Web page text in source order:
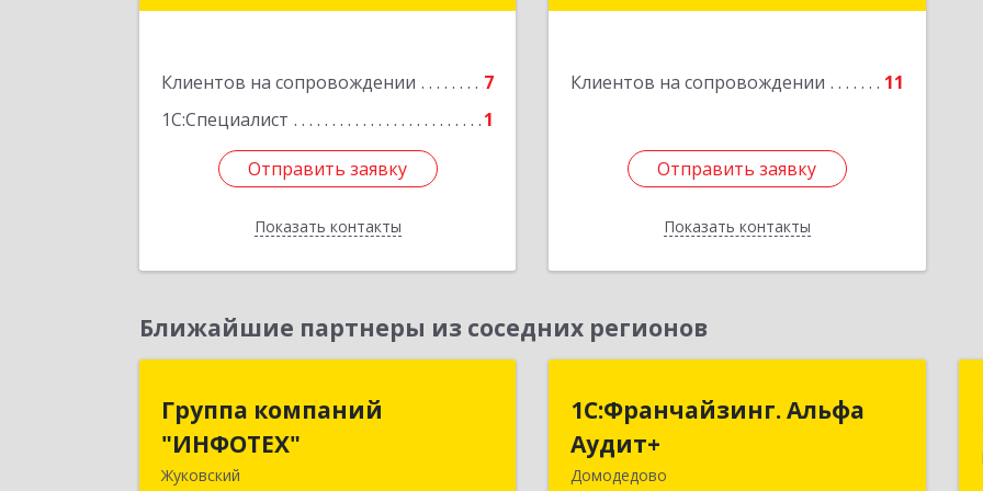
Клиентов на сопровождении
7
1С:Специалист
1
Отправить заявку
Показать контакты
Подробнее
Отправить заявку
Назад
Клиентов на сопровождении 11
Отправить заявку
Показать контакты
Отправить заявку
Назад
Ближайшие партнеры из соседних регионов
Группа компаний
"ИНФОТЕХ"
Жуковский
Группа компаний
"ИНФОТЕХ"
140180, Московская обл, Жуковский г,
1С:Франчайзинг. Альфа
Аудит+
Домодедово
1С:Франчайзинг. Альфа
Аудит+
142001, Московская обл, Домодедово